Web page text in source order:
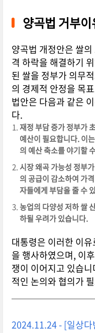
양곡법 거부
양곡법 개정안은 쌀
격 하락을 해결하기
된 쌀을 정부가 의무
의 경제적 안정을 목
법안은 다음과 같은
다.
재정 부담 증가 정부가
예산이 필요합니다. 이
의 예산 축소를 야기할
시장 왜곡 가능성 정부
의 공급이 감소하여 가
자들에게 부담을 줄 수
농업의 다양성 저하 쌀
하될 우려가 있습니다.
대통령은 이러한 이
을 행사하였으며, 이
쟁이 이어지고 있습
적인 논의와 협의가
2024.11.24 - [일상다